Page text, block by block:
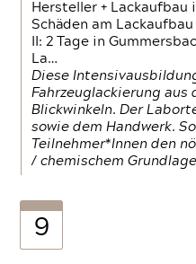
Hersteller + Lackaufbau
Schäden am
II: 2 Tage in
La…
Diese
Fahrzeuglackierung aus
Blickwinkeln. Der
sowie dem Handwerk.
Teilnehmer*Innen den
/ chemischem
9